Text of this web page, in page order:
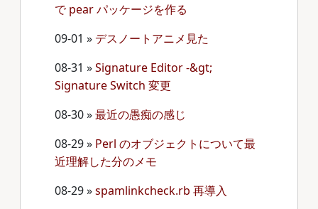
で pear パッケージを作る
09-01 » デスノートアニメ見た
08-31 »Signature Editor -&gt;
Signature Switch 変更
08-30»最近の愚痴の感じ
08-29» Perl のオブジェクトについて最
近理解した分のメモ
08-29»spamlinkcheck.rb 再導入